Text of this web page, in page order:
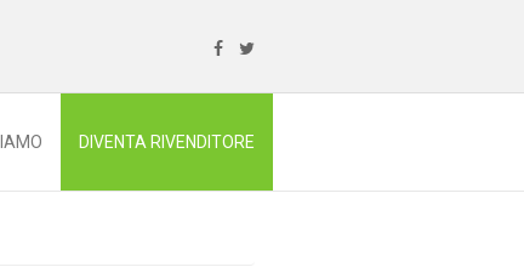
DIVENTA RIVENDITORE